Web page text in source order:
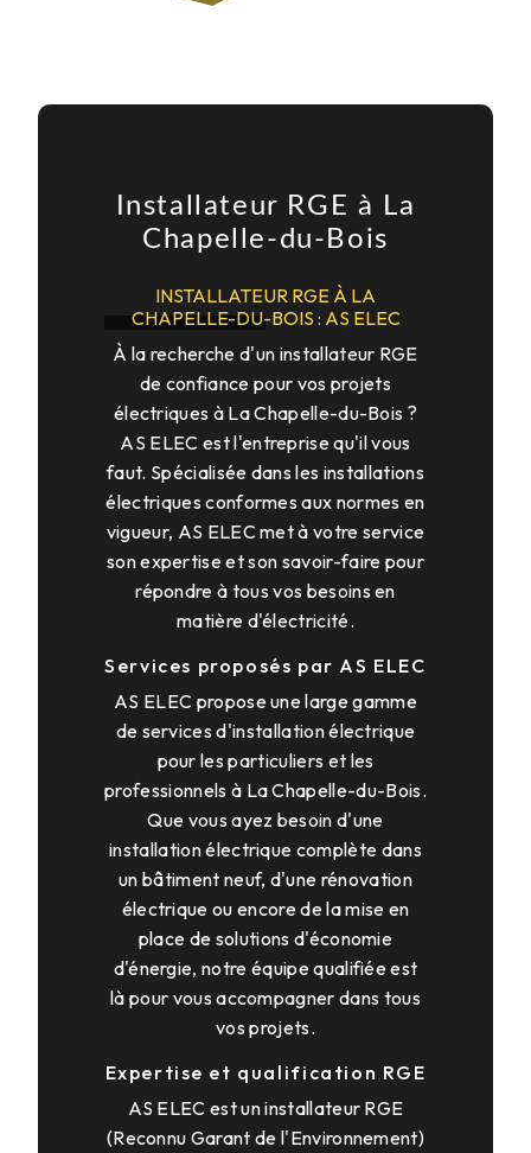
Installateur RGE à La
Chapelle-du-Bois
INSTALLATEUR RGE À LA
CHAPELLE-DU-BOIS : AS ELEC
À la recherche d'un installateur RGE
de confiance pour vos projets
électriques à La Chapelle-du-Bois ?
AS ELEC est l'entreprise qu'il vous
faut. Spécialisée dans les installations
électriques conformes aux normes en
vigueur, AS ELEC met à votre service
son expertise et son savoir-faire pour
répondre à tous vos besoins en
matière d'électricité.
Services proposés par AS ELEC
AS ELEC propose une large gamme
de services d'installation électrique
pour les particuliers et les
professionnels à La Chapelle-du-Bois.
Que vous ayez besoin d'une
installation électrique complète dans
un bâtiment neuf, d'une rénovation
électrique ou encore de la mise en
place de solutions d'économie
d'énergie, notre équipe qualifiée est
là pour vous accompagner dans tous
vos projets.
Expertise et qualification RGE
AS ELEC est un installateur RGE
(Reconnu Garant de l'Environnement)